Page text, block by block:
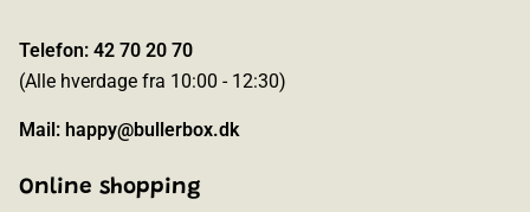
Telefon: 42 70 20 70
(Alle hverdage fra 10:00 - 12:30)
Mail: happy@bullerbox.dk
Online shopping